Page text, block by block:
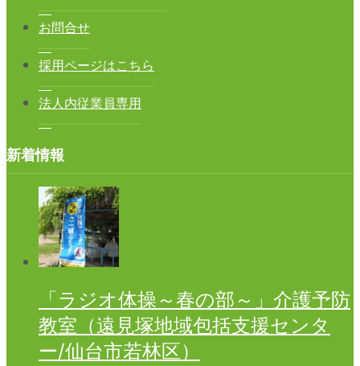
お問合せ
採用ページはこちら
法人内従業員専用
新着情報
「ラジオ体操～春の部～」介護予防
教室（遠見塚地域包括支援センタ
ー/仙台市若林区）